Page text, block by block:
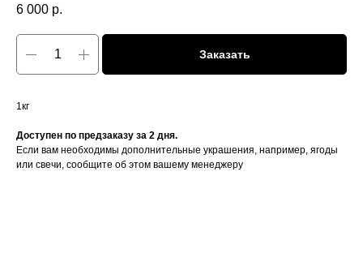
6 000 р.
Заказать
1кг
Доступен по предзаказу за 2 дня.
Если вам необходимы дополнительные украшения, например, ягоды
или свечи, сообщите об этом вашему менеджеру